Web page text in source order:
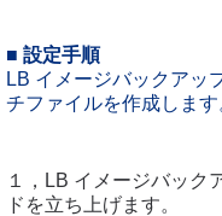
■ 設定手順
LB イメージバックアッ
チファイルを作成します
１，LB イメージバック
ドを立ち上げます。